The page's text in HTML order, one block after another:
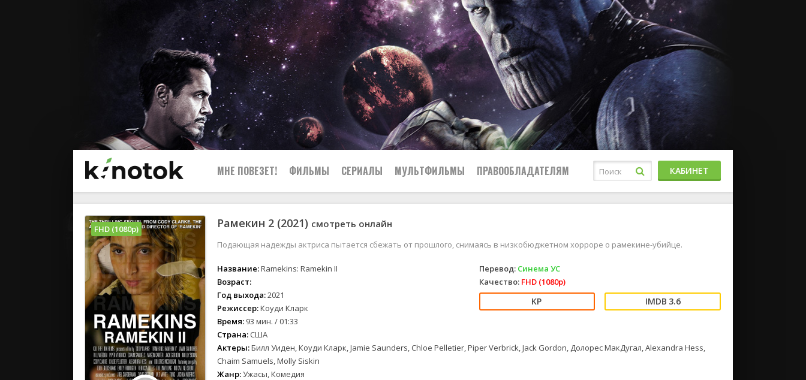
МНЕ ПОВЕЗЕТ! ФИЛЬМЫ СЕРИАЛЫ МУЛЬТФИЛЬМЫ ПРАВООБЛАДАТЕЛЯМ КАБИНЕТ
Рамекин 2 (2021) смотреть онлайн
Подающая надежды актриса пытается сбежать от прошлого, снимаясь в низкобюджетном хорроре о рамекине-убийце.
Название:Ramekins: Ramekin II
Возраст:
Год выхода:2021
Режиссер:Коуди Кларк
Время: 93 мин. / 01:33
Страна: США
Перевод: Синема УС
Качество: FHD (1080p)
3.6
Актеры:Билл Уиден, Коуди Кларк, Jamie Saunders, Chloe Pelletier, Piper Verbrick, Jack Gordon, Долорес МакДугал, Alexandra Hess,
Chaim Samuels, Molly Siskin
Жанр:Ужасы, Комедия
FHD (1080p)